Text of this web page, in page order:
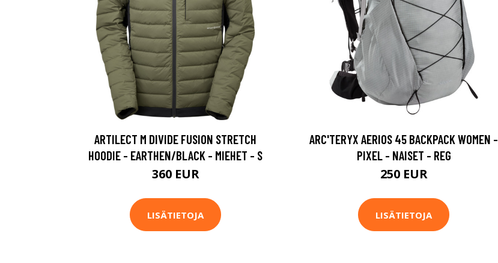
ARTILECT M DIVIDE FUSION STRETCH
HOODIE - EARTHEN/BLACK - MIEHET - S
360 EUR
LISÄTIETOJA
ARC'TERYX AERIOS 45 BACKPACK WOMEN -
PIXEL - NAISET - REG
250 EUR
LISÄTIETOJA